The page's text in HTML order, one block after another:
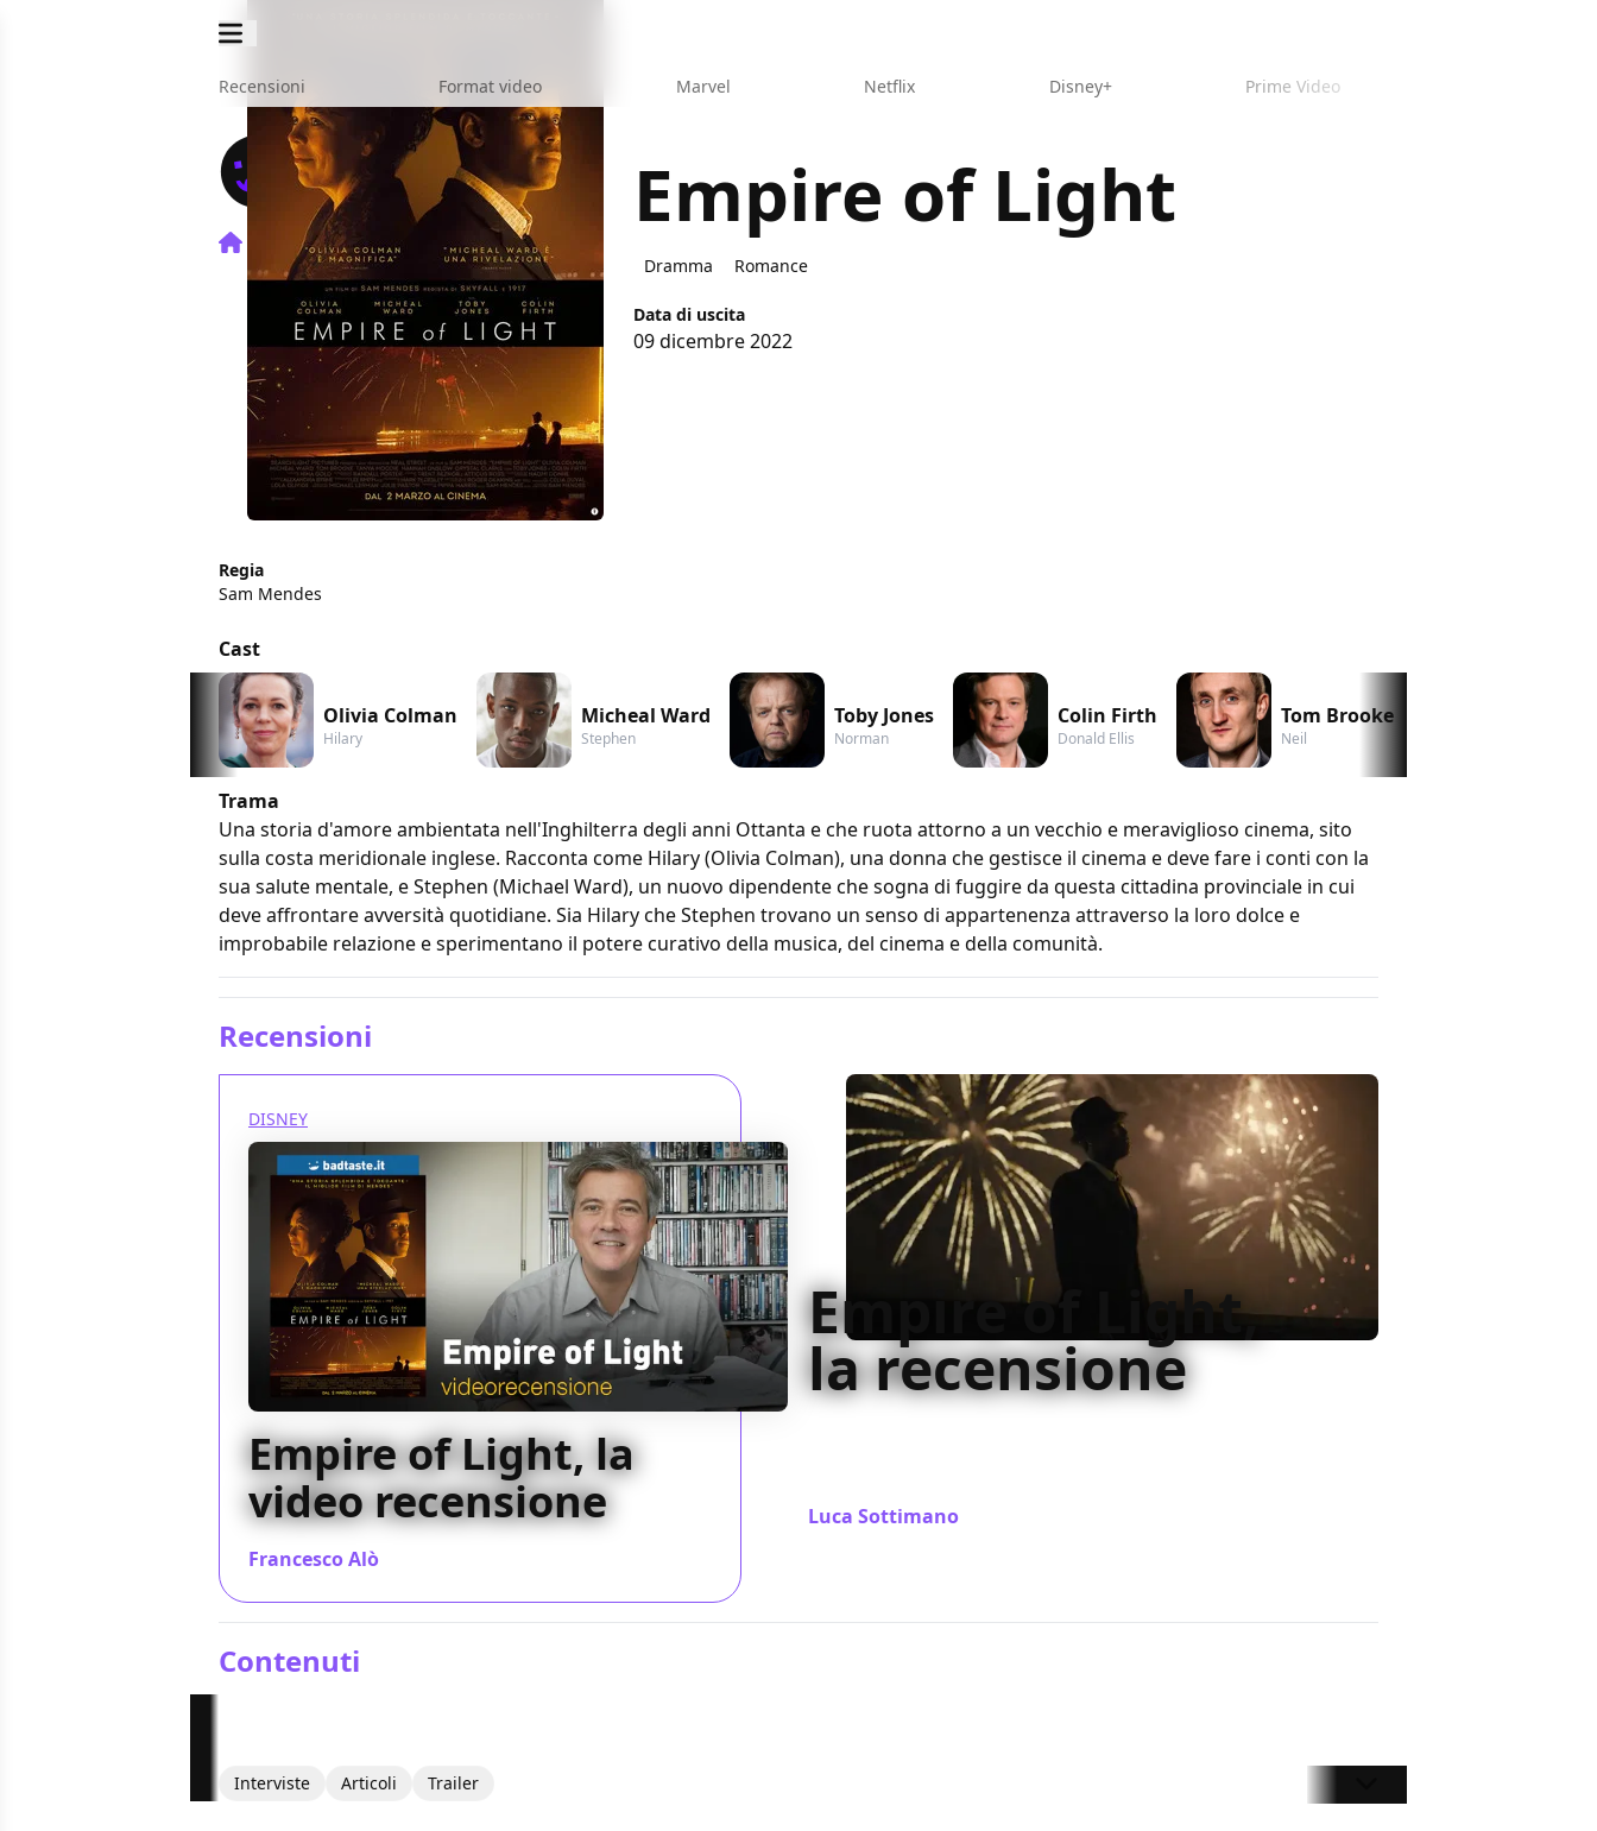
Recensioni Format video Marvel Netflix Disney+ Prime Video
Film Empire of Light Empire of Light
Dramma Romance
Data di uscita
09 dicembre 2022
Regia
Sam Mendes
Cast
Olivia Colman
Hilary
Micheal Ward
Stephen
Toby Jones
Norman
Colin Firth
Donald Ellis
Tom Brooke
Neil
Trama
Una storia d'amore ambientata nell'Inghilterra degli anni Ottanta e che ruota attorno a un vecchio e meraviglioso cinema, sito
sulla costa meridionale inglese. Racconta come Hilary (Olivia Colman), una donna che gestisce il cinema e deve fare i conti con la
sua salute mentale, e Stephen (Michael Ward), un nuovo dipendente che sogna di fuggire da questa cittadina provinciale in cui
deve affrontare avversità quotidiane. Sia Hilary che Stephen trovano un senso di appartenenza attraverso la loro dolce e
improbabile relazione e sperimentano il potere curativo della musica, del cinema e della comunità.
Recensioni
DISNEY
Empire of Light, la
video recensione
Francesco Alò
Empire of Light,
la recensione
Luca Sottimano
Contenuti
Interviste Articoli Trailer